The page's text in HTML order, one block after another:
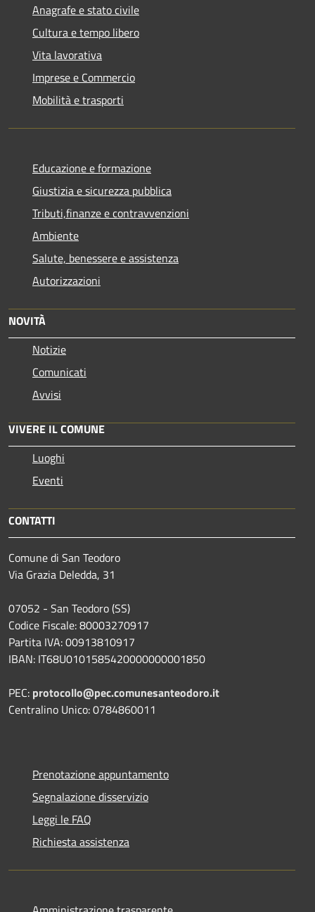
Anagrafe e stato civile
Cultura e tempo libero
Vita lavorativa
Imprese e Commercio
Mobilità e trasporti
Educazione e formazione
Giustizia e sicurezza pubblica
Tributi,finanze e contravvenzioni
Ambiente
Salute, benessere e assistenza
Autorizzazioni
NOVITÀ
Notizie
Comunicati
Avvisi
VIVERE IL COMUNE
Luoghi
Eventi
CONTATTI
Comune di San Teodoro
Via Grazia Deledda, 31
07052 - San Teodoro (SS)
Codice Fiscale: 80003270917
Partita IVA: 00913810917
IBAN: IT68U0101585420000000001850
PEC: protocollo@pec.comunesanteodoro.it
Centralino Unico: 0784860011
Prenotazione appuntamento
Segnalazione disservizio
Leggi le FAQ
Richiesta assistenza